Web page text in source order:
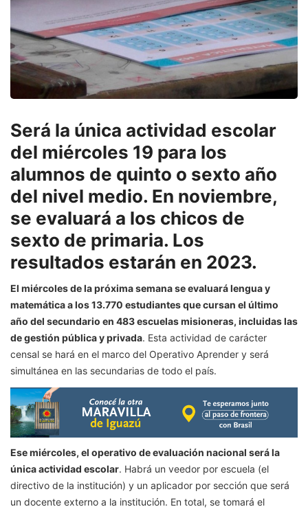
Será la única actividad escolar
del miércoles 19 para los
alumnos de quinto o sexto año
del nivel medio. En noviembre,
se evaluará a los chicos de
sexto de primaria. Los
resultados estarán en 2023.
El miércoles de la próxima semana se evaluará lengua y
matemática a los 13.770 estudiantes que cursan el último
año del secundario en 483 escuelas misioneras, incluidas las
de gestión pública y privada. Esta actividad de carácter
censal se hará en el marco del Operativo Aprender y será
simultánea en las secundarias de todo el país.
Ese miércoles, el operativo de evaluación nacional será la
única actividad escolar. Habrá un veedor por escuela (el
directivo de la institución) y un aplicador por sección que será
un docente externo a la institución. En total, se tomará el